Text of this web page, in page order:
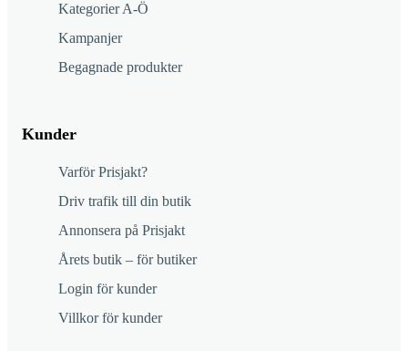
Kategorier A-Ö
Kampanjer
Begagnade produkter
Kunder
Varför Prisjakt?
Driv trafik till din butik
Annonsera på Prisjakt
Årets butik – för butiker
Login för kunder
Villkor för kunder